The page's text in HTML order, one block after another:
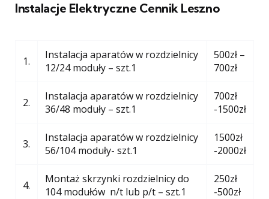
Instalacje Elektryczne Cennik Leszno
1.
Instalacja aparatów w rozdzielnicy
12/24 moduły – szt.1
500zł –
700zł
2.
Instalacja aparatów w rozdzielnicy
36/48 moduły – szt.1
700zł
-1500zł
3.
Instalacja aparatów w rozdzielnicy
56/104 moduły- szt.1
1500zł
-2000zł
4.
Montaż skrzynki rozdzielnicy do
104 modułów n/t lub p/t – szt.1
250zł
-500zł